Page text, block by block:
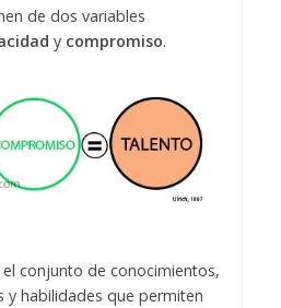
de dos variables
y compromiso.
el conjunto de conocimientos,
habilidades que permiten